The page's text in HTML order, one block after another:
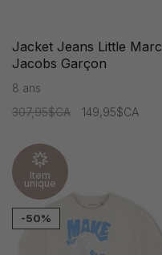
Jacket Jeans Little Marc
Jacobs Garçon
8 ans
307,95$CA
149,95$CA
Item
unique
-50%